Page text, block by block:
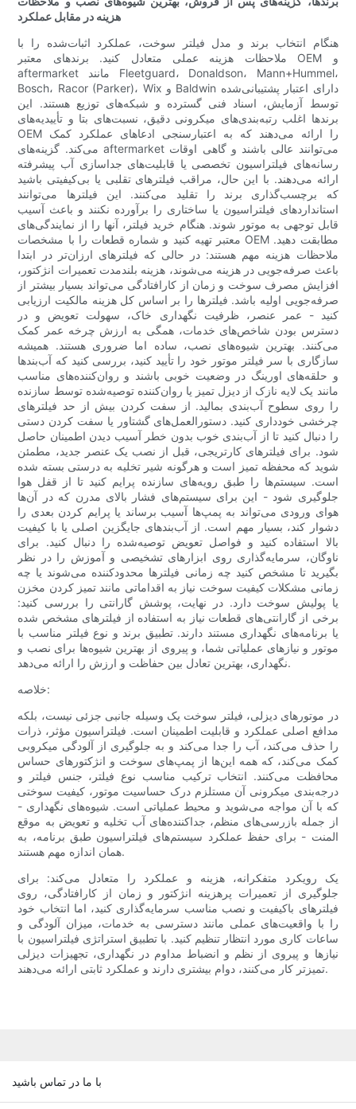
هزینه در مقابل عملکرد
هنگام انتخاب برند و مدل فیلتر سوخت، عملکرد اثبات‌شده را با
ملاحظات هزینه عملی متعادل کنید. برندهای معتبر OEM و
aftermarket مانند Fleetguard، Donaldson، Mann+Hummel،
Bosch، Racor (Parker)، Wix و Baldwin دارای اعتبار پشتیبانی‌شده
توسط آزمایش، اسناد فنی گسترده و شبکه‌های توزیع هستند. این
برندها اغلب رتبه‌بندی‌های میکرونی دقیق، نسبت‌های بتا و تأییدیه‌های
OEM را ارائه می‌دهند که به اعتبارسنجی ادعاهای عملکرد کمک
می‌کند. گزینه‌های aftermarket می‌توانند عالی باشند و گاهی اوقات
رسانه‌های فیلتراسیون تخصصی یا قابلیت‌های جداسازی آب پیشرفته
ارائه می‌دهند. با این حال، مراقب فیلترهای تقلبی یا بی‌کیفیتی باشید
که برچسب‌گذاری برند را تقلید می‌کنند. این فیلترها می‌توانند
استانداردهای فیلتراسیون یا ساختاری را برآورده نکنند و باعث آسیب
قابل توجهی به موتور شوند. هنگام خرید فیلتر، آنها را از نمایندگی‌های
معتبر تهیه کنید و شماره قطعات را با مشخصات OEM مطابقت دهید.
ملاحظات هزینه مهم هستند: در حالی که فیلترهای ارزان‌تر در ابتدا
باعث صرفه‌جویی در هزینه می‌شوند، هزینه بلندمدت تعمیرات انژکتور،
افزایش مصرف سوخت و زمان از کارافتادگی می‌تواند بسیار بیشتر از
صرفه‌جویی اولیه باشد. فیلترها را بر اساس کل هزینه مالکیت ارزیابی
کنید - عمر عنصر، ظرفیت نگهداری خاک، سهولت تعویض و در
دسترس بودن شاخص‌های خدمات، همگی به ارزش چرخه عمر کمک
می‌کنند. بهترین شیوه‌های نصب، ساده اما ضروری هستند. همیشه
سازگاری با سر فیلتر موتور خود را تأیید کنید، بررسی کنید که آب‌بندها
و حلقه‌های اورینگ در وضعیت خوبی باشند و روان‌کننده‌های مناسب
مانند یک لایه نازک از دیزل تمیز یا روان‌کننده توصیه‌شده توسط سازنده
را روی سطوح آب‌بندی بمالید. از سفت کردن بیش از حد فیلترهای
چرخشی خودداری کنید. دستورالعمل‌های گشتاور یا سفت کردن دستی
را دنبال کنید تا از آب‌بندی خوب بدون خطر آسیب دیدن اطمینان حاصل
شود. برای فیلترهای کارتریجی، قبل از نصب یک عنصر جدید، مطمئن
شوید که محفظه تمیز است و هرگونه شیر تخلیه به درستی بسته شده
است. سیستم‌ها را طبق رویه‌های سازنده پرایم کنید تا از قفل هوا
جلوگیری شود - این برای سیستم‌های فشار بالای مدرن که در آن‌ها
هوای ورودی می‌تواند به پمپ‌ها آسیب برساند یا پرایم کردن بعدی را
دشوار کند، بسیار مهم است. از آب‌بندهای جایگزین اصلی یا با کیفیت
بالا استفاده کنید و فواصل تعویض توصیه‌شده را دنبال کنید. برای
ناوگان، سرمایه‌گذاری روی ابزارهای تشخیصی و آموزش را در نظر
بگیرید تا مشخص کنید چه زمانی فیلترها محدودکننده می‌شوند یا چه
زمانی مشکلات کیفیت سوخت نیاز به اقداماتی مانند تمیز کردن مخزن
یا پولیش سوخت دارد. در نهایت، پوشش گارانتی را بررسی کنید:
برخی از گارانتی‌های قطعات نیاز به استفاده از فیلترهای مشخص شده
یا برنامه‌های نگهداری مستند دارند. تطبیق برند و نوع فیلتر مناسب با
موتور و نیازهای عملیاتی شما، و پیروی از بهترین شیوه‌ها برای نصب و
نگهداری، بهترین تعادل بین حفاظت و ارزش را ارائه می‌دهد.
خلاصه:
در موتورهای دیزلی، فیلتر سوخت یک وسیله جانبی جزئی نیست، بلکه
مدافع اصلی عملکرد و قابلیت اطمینان است. فیلتراسیون مؤثر، ذرات
را حذف می‌کند، آب را جدا می‌کند و به جلوگیری از آلودگی میکروبی
کمک می‌کند، که همه این‌ها از پمپ‌های سوخت و انژکتورهای حساس
محافظت می‌کنند. انتخاب ترکیب مناسب نوع فیلتر، جنس فیلتر و
درجه‌بندی میکرونی آن مستلزم درک حساسیت موتور، کیفیت سوختی
که با آن مواجه می‌شوید و محیط عملیاتی است. شیوه‌های نگهداری -
از جمله بازرسی‌های منظم، جداکننده‌های آب تخلیه و تعویض به موقع
المنت - برای حفظ عملکرد سیستم‌های فیلتراسیون طبق برنامه، به
همان اندازه مهم هستند.
یک رویکرد متفکرانه، هزینه و عملکرد را متعادل می‌کند: برای
جلوگیری از تعمیرات پرهزینه انژکتور و زمان از کارافتادگی، روی
فیلترهای باکیفیت و نصب مناسب سرمایه‌گذاری کنید، اما انتخاب خود
را با واقعیت‌های عملی مانند دسترسی به خدمات، میزان آلودگی و
ساعات کاری مورد انتظار تنظیم کنید. با تطبیق استراتژی فیلتراسیون با
نیازها و پیروی از نظم و انضباط مداوم در نگهداری، تجهیزات دیزلی
تمیزتر کار می‌کنند، دوام بیشتری دارند و عملکرد ثابتی ارائه می‌دهند.
با ما در تماس باشید